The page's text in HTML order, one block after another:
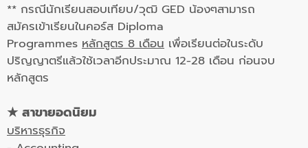
** กรณีนักเรียนสอบเทียบ/วุฒิ GED น้องๆสามารถ
สมัครเข้าเรียนในคอร์ส Diploma
Programmes หลักสูตร 8 เดือน เพื่อเรียนต่อในระดับ
ปริญญาตรีแล้วใช้เวลาอีกประมาณ 12-28 เดือน ก่อนจบ
หลักสูตร
★ สาขายอดนิยม
บริหารธุรกิจ